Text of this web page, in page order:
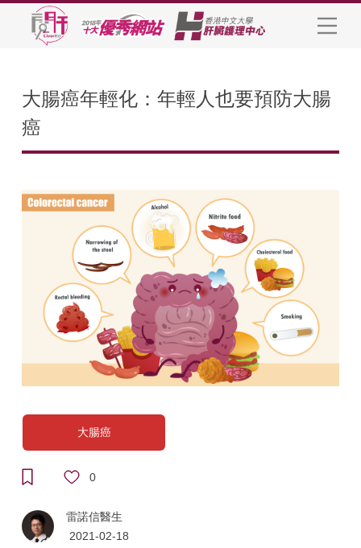
大腸癌年輕化：年輕人也要預防大腸
癌
大腸癌
0
雷諾信醫生
2021-02-18